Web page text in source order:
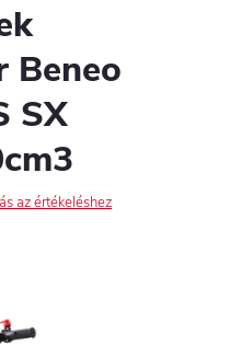
Beneo
SX
az értékeléshez